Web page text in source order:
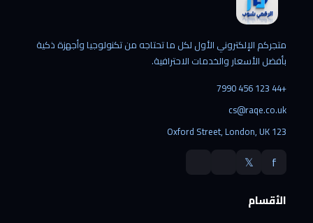
متجركم الإلكتروني الأول لكل ما تحتاجه من تكنولوجيا وأجهزة ذكية
بأفضل الأسعار والخدمات الاحترافية.
+44 123 456 7990
cs@raqe.co.uk
123 Oxford Street, London, UK
f
𝕏
الأقسام